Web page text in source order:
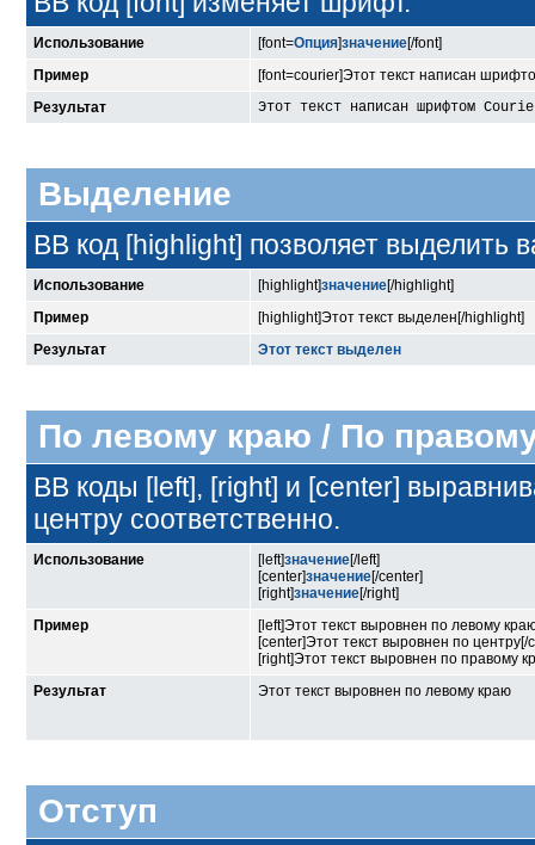
Использование [font=Опция]значение[/font]
Пример
[font=courier]Этот текст написан
Результат
Этот текст написан шрифтом
Выделение
BB код [highlight] позволяет выделить
Использование [highlight]значение[/highlight]
Пример
[highlight]Этот текст выделен[/highlight]
Результат
Этот текст выделен
По левому краю / По
BB коды [left], [right] и [center]
центру соответственно.
Использование [left]значение[/left]
[center]значение[/center]
[right]значение[/right]
Пример
[left]Этот текст выровнен по левому
[center]Этот текст выровнен по центру[/
[right]Этот текст выровнен по правому
Результат
Этот текст выровнен по левому краю
Отступ